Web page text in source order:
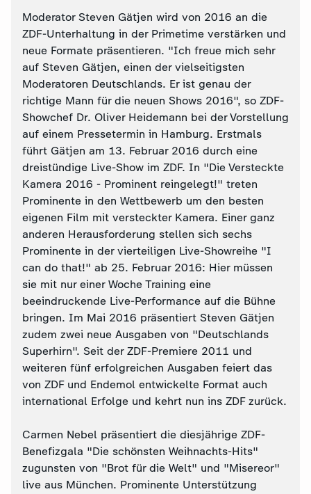
Moderator Steven Gätjen wird von 2016 an die
ZDF-Unterhaltung in der Primetime verstärken und
neue Formate präsentieren. "Ich freue mich sehr
auf Steven Gätjen, einen der vielseitigsten
Moderatoren Deutschlands. Er ist genau der
richtige Mann für die neuen Shows 2016", so ZDF-
Showchef Dr. Oliver Heidemann bei der Vorstellung
auf einem Pressetermin in Hamburg. Erstmals
führt Gätjen am 13. Februar 2016 durch eine
dreistündige Live-Show im ZDF. In "Die Versteckte
Kamera 2016 - Prominent reingelegt!" treten
Prominente in den Wettbewerb um den besten
eigenen Film mit versteckter Kamera. Einer ganz
anderen Herausforderung stellen sich sechs
Prominente in der vierteiligen Live-Showreihe "I
can do that!" ab 25. Februar 2016: Hier müssen
sie mit nur einer Woche Training eine
beeindruckende Live-Performance auf die Bühne
bringen. Im Mai 2016 präsentiert Steven Gätjen
zudem zwei neue Ausgaben von "Deutschlands
Superhirn". Seit der ZDF-Premiere 2011 und
weiteren fünf erfolgreichen Ausgaben feiert das
von ZDF und Endemol entwickelte Format auch
international Erfolge und kehrt nun ins ZDF zurück.
Carmen Nebel präsentiert die diesjährige ZDF-
Benefizgala "Die schönsten Weihnachts-Hits"
zugunsten von "Brot für die Welt" und "Misereor"
live aus München. Prominente Unterstützung